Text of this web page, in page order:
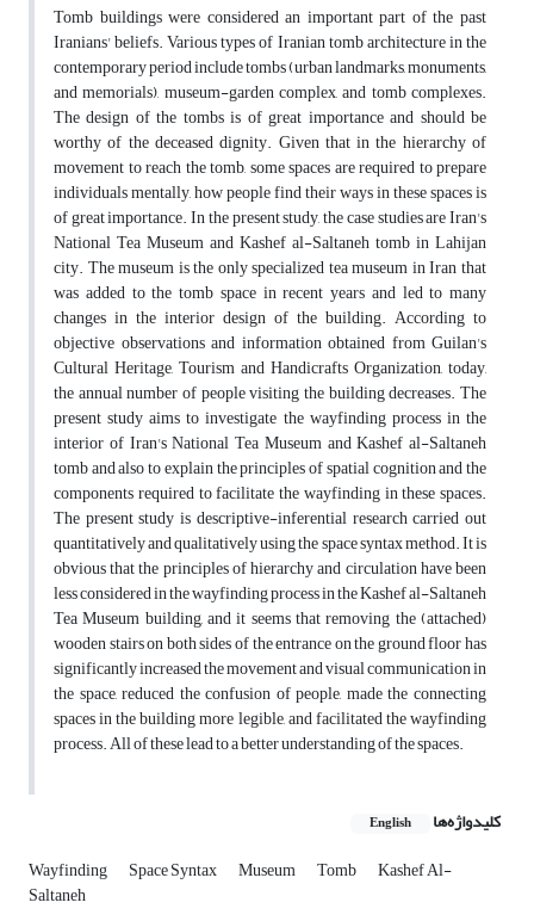
Tomb buildings were considered an important part of the past
Iranians' beliefs. Various types of Iranian tomb architecture in the
contemporary period include tombs (urban landmarks, monuments,
and memorials), museum-garden complex, and tomb complexes.
The design of the tombs is of great importance and should be
worthy of the deceased dignity. Given that in the hierarchy of
movement to reach the tomb, some spaces are required to prepare
individuals mentally, how people find their ways in these spaces is
of great importance. In the present study, the case studies are Iran's
National Tea Museum and Kashef al-Saltaneh tomb in Lahijan
city. The museum is the only specialized tea museum in Iran that
was added to the tomb space in recent years and led to many
changes in the interior design of the building. According to
objective observations and information obtained from Guilan's
Cultural Heritage, Tourism and Handicrafts Organization, today,
the annual number of people visiting the building decreases. The
present study aims to investigate the wayfinding process in the
interior of Iran's National Tea Museum and Kashef al-Saltaneh
tomb and also to explain the principles of spatial cognition and the
components required to facilitate the wayfinding in these spaces.
The present study is descriptive-inferential research carried out
quantitatively and qualitatively using the space syntax method. It is
obvious that the principles of hierarchy and circulation have been
less considered in the wayfinding process in the Kashef al-Saltaneh
Tea Museum building, and it seems that removing the (attached)
wooden stairs on both sides of the entrance on the ground floor has
significantly increased the movement and visual communication in
the space, reduced the confusion of people, made the connecting
spaces in the building more legible, and facilitated the wayfinding
process. All of these lead to a better understanding of the spaces.
کلیدواژه‌ها English
Wayfinding Space Syntax Museum Tomb Kashef Al-
Saltaneh